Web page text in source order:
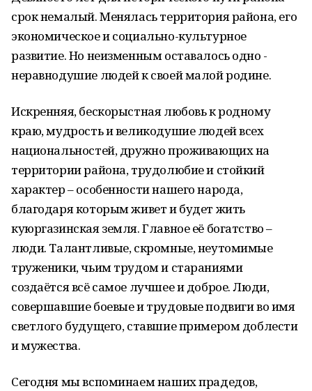
срок немалый. Менялась территория района, его
экономическое и социально-культурное
развитие. Но неизменным оставалось одно -
неравнодушие людей к своей малой родине.
Искренняя, бескорыстная любовь к родному
краю, мудрость и великодушие людей всех
национальностей, дружно проживающих на
территории района, трудолюбие и стойкий
характер – особенности нашего народа,
благодаря которым живет и будет жить
куюргазинская земля. Главное её богатство –
люди. Талантливые, скромные, неутомимые
труженики, чьим трудом и стараниями
создаётся всё самое лучшее и доброе. Люди,
совершавшие боевые и трудовые подвиги во имя
светлого будущего, ставшие примером доблести
и мужества.
Сегодня мы вспоминаем наших прадедов,